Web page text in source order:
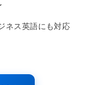
ネス英語にも対応